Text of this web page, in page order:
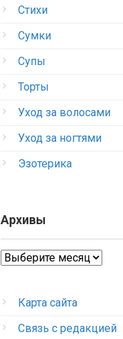
Стихи
Сумки
Супы
Торты
Уход за волосами
Уход за ногтями
Эзотерика
Архивы
Архивы
Карта сайта
Связь с редакцией